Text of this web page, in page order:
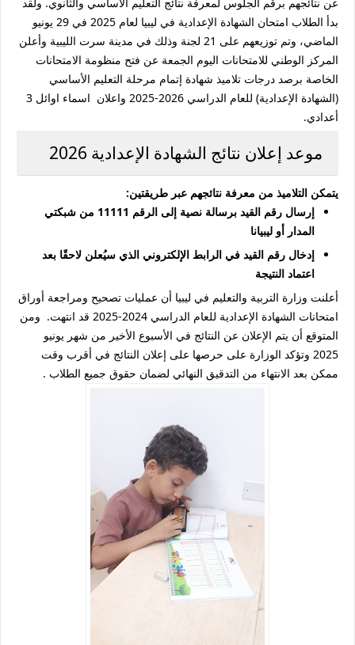
بدأ الطلاب امتحان الشهادة الإعدادية في ليبيا لعام 2025 في 29 يونيو
الماضي، وتم توزيعهم على 21 لجنة وذلك في مدينة سرت الليبية وأعلن
المركز الوطني للامتحانات اليوم الجمعة عن فتح منظومة الامتحانات
الخاصة برصد درجات تلاميذ شهادة إتمام مرحلة التعليم الأساسي
(الشهادة الإعدادية) للعام الدراسي 2026-2025 واعلان اسماء اوائل 3
أعدادي.
موعد إعلان نتائج الشهادة الإعدادية 2026
يتمكن التلاميذ من معرفة نتائجهم عبر طريقتين:
إرسال رقم القيد برسالة نصية إلى الرقم 11111 من شبكتي
المدار أو ليبيانا
إدخال رقم القيد في الرابط الإلكتروني الذي سيُعلن لاحقًا بعد
اعتماد النتيجة
أعلنت وزارة التربية والتعليم في ليبيا أن عمليات تصحيح ومراجعة أوراق
امتحانات الشهادة الإعدادية للعام الدراسي 2024-2025 قد انتهت. ومن
المتوقع أن يتم الإعلان عن النتائج في الأسبوع الأخير من شهر يونيو
2025 وتؤكد الوزارة على حرصها على إعلان النتائج في أقرب وقت
ممكن بعد الانتهاء من التدقيق النهائي لضمان حقوق جميع الطلاب .